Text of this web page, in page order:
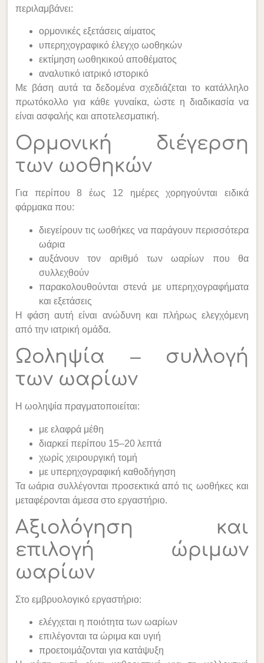
περιλαμβάνει:
ορμονικές εξετάσεις αίματος
υπερηχογραφικό έλεγχο ωοθηκών
εκτίμηση ωοθηκικού αποθέματος
αναλυτικό ιατρικό ιστορικό
Με βάση αυτά τα δεδομένα σχεδιάζεται το κατάλληλο
πρωτόκολλο για κάθε γυναίκα, ώστε η διαδικασία να
είναι ασφαλής και αποτελεσματική.
Ορμονική διέγερση
των ωοθηκών
Για περίπου 8 έως 12 ημέρες χορηγούνται ειδικά
φάρμακα που:
διεγείρουν τις ωοθήκες να παράγουν περισσότερα
ωάρια
αυξάνουν τον αριθμό των ωαρίων που θα
συλλεχθούν
παρακολουθούνται στενά με υπερηχογραφήματα
και εξετάσεις
Η φάση αυτή είναι ανώδυνη και πλήρως ελεγχόμενη
από την ιατρική ομάδα.
Ωοληψία – συλλογή
των ωαρίων
Η ωοληψία πραγματοποιείται:
με ελαφρά μέθη
διαρκεί περίπου 15–20 λεπτά
χωρίς χειρουργική τομή
με υπερηχογραφική καθοδήγηση
Τα ωάρια συλλέγονται προσεκτικά από τις ωοθήκες και
μεταφέρονται άμεσα στο εργαστήριο.
Αξιολόγηση και
επιλογή ώριμων
ωαρίων
Στο εμβρυολογικό εργαστήριο:
ελέγχεται η ποιότητα των ωαρίων
επιλέγονται τα ώριμα και υγιή
προετοιμάζονται για κατάψυξη